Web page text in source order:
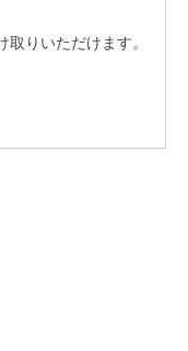
りいただけます。